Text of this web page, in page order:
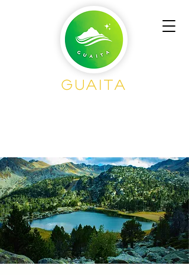
Guaita